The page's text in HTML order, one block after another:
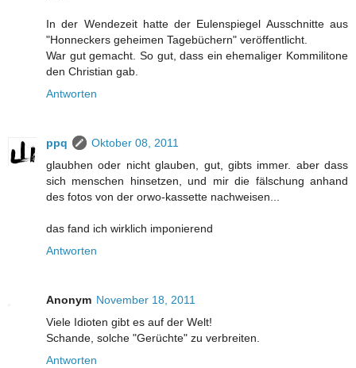
In der Wendezeit hatte der Eulenspiegel Ausschnitte aus
"Honneckers geheimen Tagebüchern" veröffentlicht.
War gut gemacht. So gut, dass ein ehemaliger Kommilitone
den Christian gab.
Antworten
ppq
Oktober 08, 2011
glaubhen oder nicht glauben, gut, gibts immer. aber dass
sich menschen hinsetzen, und mir die fälschung anhand
des fotos von der orwo-kassette nachweisen...
das fand ich wirklich imponierend
Antworten
Anonym November 18, 2011
Viele Idioten gibt es auf der Welt!
Schande, solche "Gerüchte" zu verbreiten.
Antworten